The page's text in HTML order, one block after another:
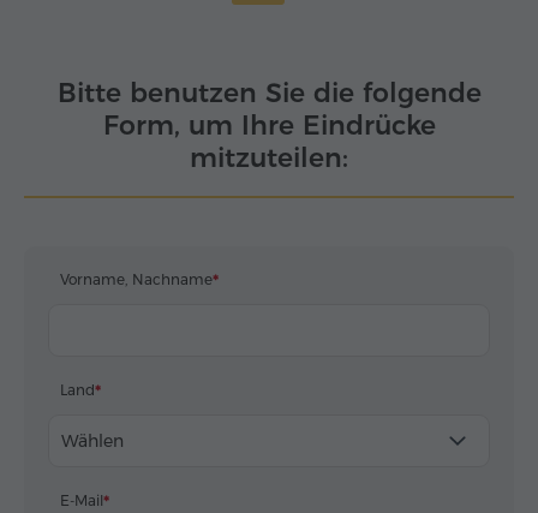
Bitte benutzen Sie die folgende
Form, um Ihre Eindrücke
mitzuteilen:
Vorname, Nachname
Land
Wählen
E-Mail